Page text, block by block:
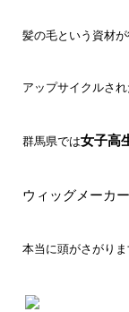
髪の毛という資材
アップサイクルさ
群馬県では女子高
ウィッグメーカー
本当に頭がさがりま